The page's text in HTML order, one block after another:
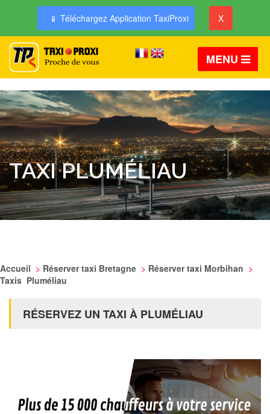
📱 Téléchargez Application TaxiProxi X
MENU
TAXI PLUMÉLIAU
Accueil > Réserver taxi Bretagne > Réserver taxi Morbihan >
Taxis Pluméliau
RÉSERVEZ UN TAXI À PLUMÉLIAU